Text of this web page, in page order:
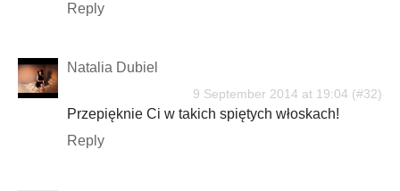
Reply
Natalia Dubiel
9 September 2014 at 19:04
Przepięknie Ci w takich spiętych włoskach!
Reply